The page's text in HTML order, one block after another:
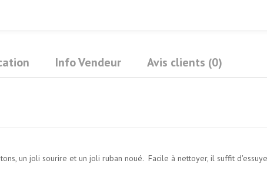
Info Vendeur Avis clients (0)
un joli sourire et un joli ruban noué. Facile à nettoyer, il suffit